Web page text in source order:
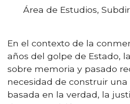
Área de Estudios,
En el contexto de la
años del golpe de Estado,
sobre memoria y pasado
necesidad de construir
basada en la verdad, la